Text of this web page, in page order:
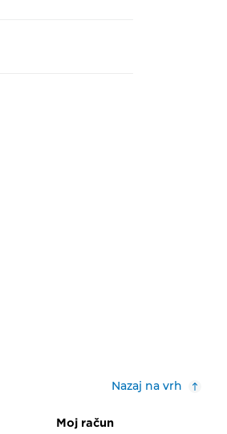
Nazaj na vrh
Moj račun